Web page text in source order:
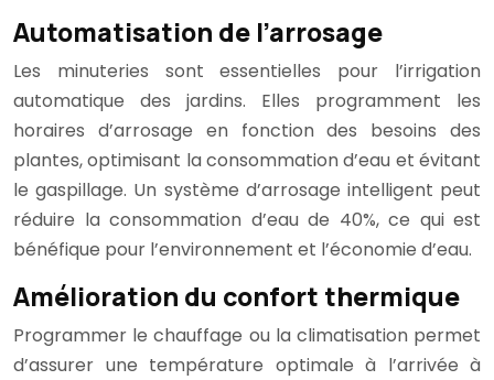
Automatisation de l’arrosage
Les minuteries sont essentielles pour l’irrigation
automatique des jardins. Elles programment les
horaires d’arrosage en fonction des besoins des
plantes, optimisant la consommation d’eau et évitant
le gaspillage. Un système d’arrosage intelligent peut
réduire la consommation d’eau de 40%, ce qui est
bénéfique pour l’environnement et l’économie d’eau.
Amélioration du confort thermique
Programmer le chauffage ou la climatisation permet
d’assurer une température optimale à l’arrivée à